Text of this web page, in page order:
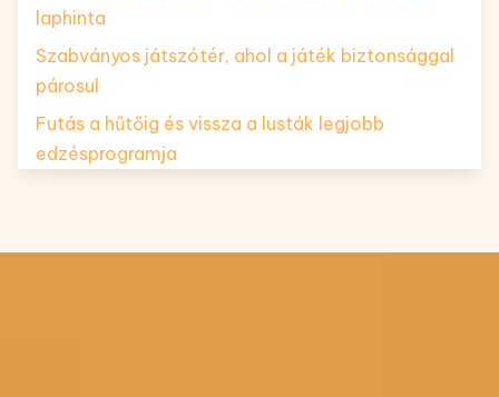
laphinta
Szabványos játszótér, ahol a játék biztonsággal
párosul
Futás a hűtőig és vissza a lusták legjobb
edzésprogramja